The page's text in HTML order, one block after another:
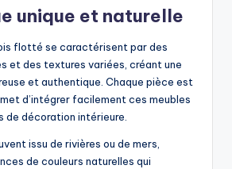
unique et naturelle
flotté se caractérisent par des
et des textures variées, créant une
et authentique. Chaque pièce est
d’intégrer facilement ces meubles
de décoration intérieure.
issu de rivières ou de mers,
de couleurs naturelles qui